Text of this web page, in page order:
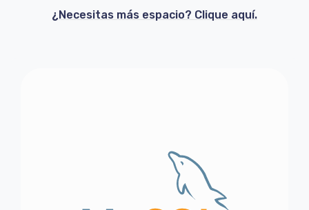
¿Necesitas más espacio? Clique aquí.